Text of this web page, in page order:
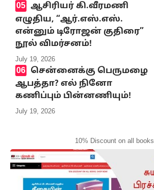
ஆசிரியர் கி.வீரமணி
எழுதிய, “ஆர்.எஸ்.எஸ்.
என்னும் டிரோஜன் குதிரை”
நூல் விமர்சனம்!
July 19, 2026
சென்னைக்கு பெருமழை
ஆபத்தா? எல் நினோ
கணிப்பும் பின்னணியும்!
July 19, 2026
10% Discount on all books